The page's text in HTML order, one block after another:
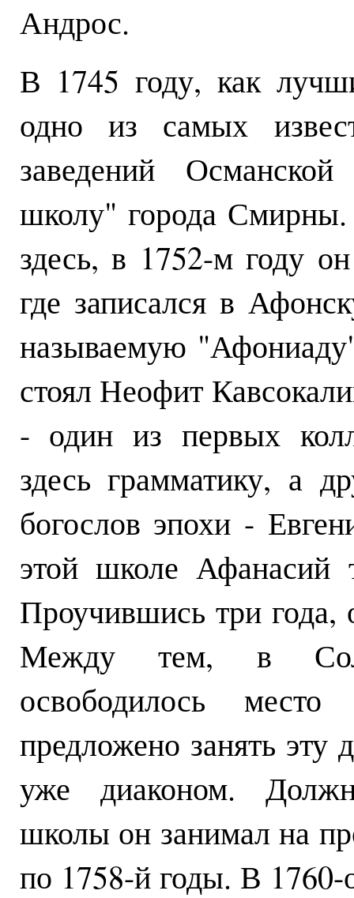
Андрос.
В 1745 году, как
одно из самых
заведений
школу" города Смирны.
здесь, в 1752-м году
где записался в
называемую
стоял Неофит
- один из первых
здесь грамматику, а
богослов эпохи -
этой школе
Проучившись три года,
Между тем, в
освободилось
предложено занять
уже диаконом.
школы он занимал на
по 1758-й годы. В 1760-